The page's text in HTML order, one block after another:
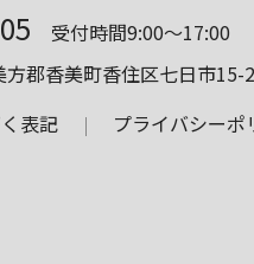
受付時間9:00～17:00
郡香美町香住区七日市15-2
表記
プライバシーポ